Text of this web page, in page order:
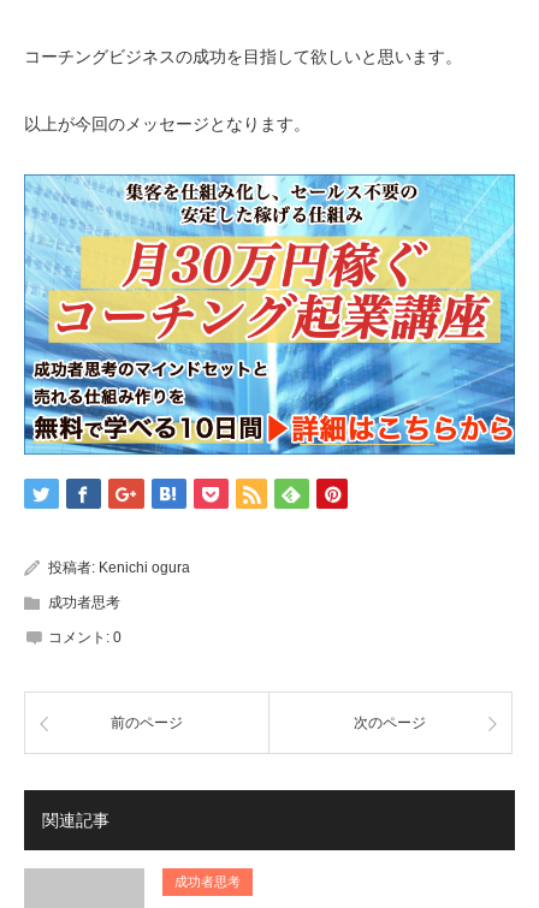
コーチングビジネスの成功を目指して欲しいと思います。
以上が今回のメッセージとなります。
投稿者: Kenichi ogura
成功者思考
コメント: 0
前のページ 次のページ
関連記事
成功者思考